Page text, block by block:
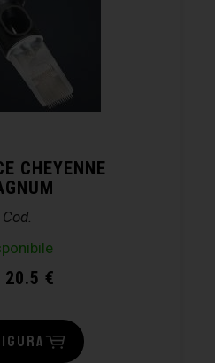
CHEYENNE
Cod.
20.5 €